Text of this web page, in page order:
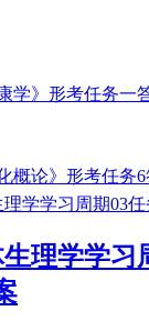
学》形考任务一
概论》形考任务6
理学学习